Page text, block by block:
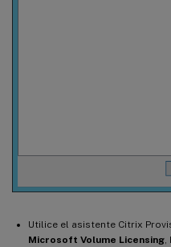
Utilice el asistente Citrix
Microsoft Volume Licensing,